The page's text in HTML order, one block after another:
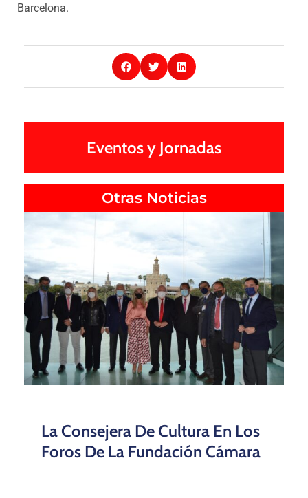
Barcelona.
Eventos y Jornadas
Otras Noticias
La Consejera De Cultura En Los
Foros De La Fundación Cámara